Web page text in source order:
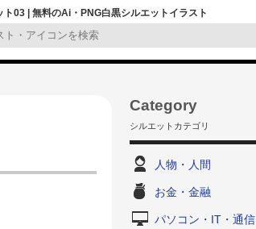
ト03 | 無料のAi・PNG白黒シルエットイラスト
Category
シルエットカテゴリ
人物・人間
お金・金融
パソコン・IT・通信